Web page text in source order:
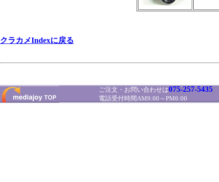
クラカメIndexに戻る
ご注文・お問い合わせは075-257-5435
電話受付時間AM9:00～PM6:00